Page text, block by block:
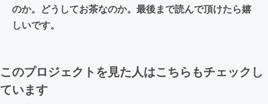
のか。どうしてお茶なのか。最後まで読んで頂けたら嬉
しいです。
このプロジェクトを見た人はこちらもチェックし
ています